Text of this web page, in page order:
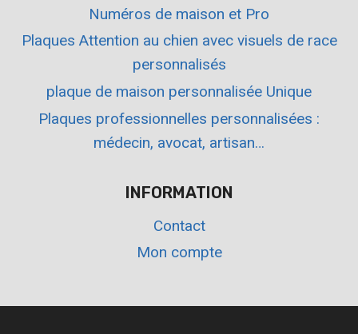
Numéros de maison et Pro
Plaques Attention au chien avec visuels de race
personnalisés
plaque de maison personnalisée Unique
Plaques professionnelles personnalisées :
médecin, avocat, artisan…
INFORMATION
Contact
Mon compte